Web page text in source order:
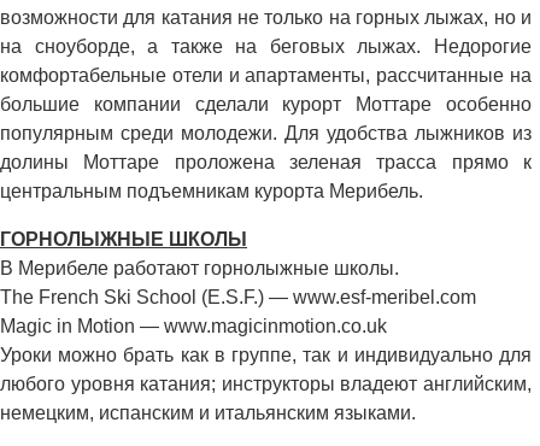
возможности для катания не только на горных лыжах, но и
на сноуборде, а также на беговых лыжах. Недорогие
комфортабельные отели и апартаменты, рассчитанные на
большие компании сделали курорт Моттаре особенно
популярным среди молодежи. Для удобства лыжников из
долины Моттаре проложена зеленая трасса прямо к
центральным подъемникам курорта Мерибель.
ГОРНОЛЫЖНЫЕ ШКОЛЫ
В Мерибеле работают горнолыжные школы.
The French Ski School (E.S.F.) — www.esf-meribel.com
Magic in Motion — www.magicinmotion.co.uk
Уроки можно брать как в группе, так и индивидуально для
любого уровня катания; инструкторы владеют английским,
немецким, испанским и итальянским языками.